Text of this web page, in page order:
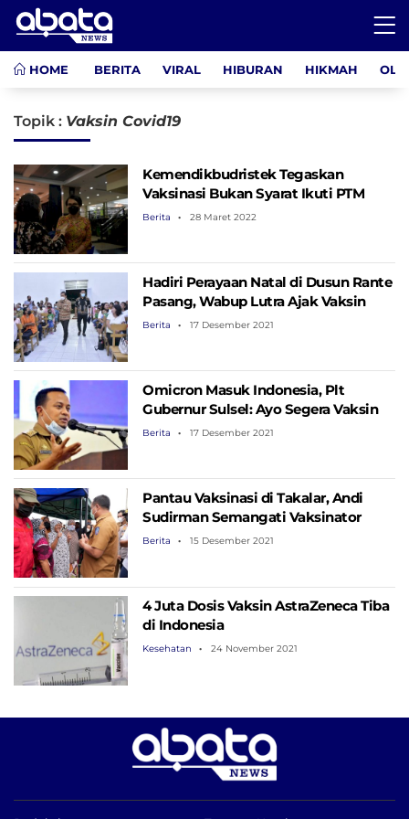
HOME BERITA VIRAL HIBURAN HIKMAH
Topik : Vaksin Covid19
Kemendikbudristek Tegaskan
Vaksinasi Bukan Syarat Ikuti PTM
Berita 28 Maret 2022
Hadiri Perayaan Natal di Dusun Rante
Pasang, Wabup Lutra Ajak Vaksin
Berita 17 Desember 2021
Omicron Masuk Indonesia, Plt
Gubernur Sulsel: Ayo Segera Vaksin
Berita 17 Desember 2021
Pantau Vaksinasi di Takalar, Andi
Sudirman Semangati Vaksinator
Berita 15 Desember 2021
4 Juta Dosis Vaksin AstraZeneca Tiba
di Indonesia
Kesehatan 24 November 2021